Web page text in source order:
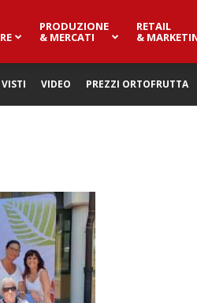
PRODUZIONE
& MERCATI
RETAIL
&
VIDEO PREZZI ORTOFRUTTA